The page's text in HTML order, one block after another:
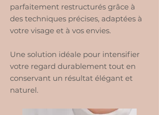
parfaitement restructurés grâce à
des techniques précises, adaptées à
votre visage et à vos envies.
Une solution idéale pour intensifier
votre regard durablement tout en
conservant un résultat élégant et
naturel.